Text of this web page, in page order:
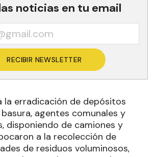
noticias en tu email
RECIBIR NEWSLETTER
la erradicación de depósitos
agentes comunales y
disponiendo de camiones y
a la recolección de
de residuos voluminosos,